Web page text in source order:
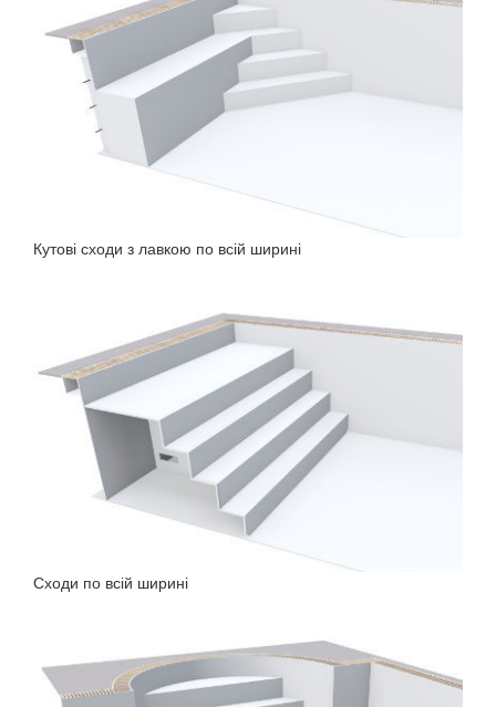
Кутові сходи з лавкою по всій ширині
Сходи по всій ширині